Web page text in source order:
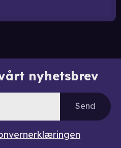
nyhetsbrev
Send